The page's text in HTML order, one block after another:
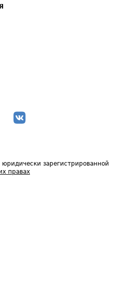
юридически зарегистрированной
правах